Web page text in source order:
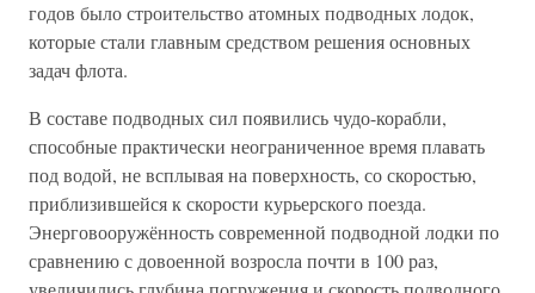
годов было строительство атомных подводных лодок,
которые стали главным средством решения основных
задач флота.
В составе подводных сил появились чудо-корабли,
способные практически неограниченное время плавать
под водой, не всплывая на поверхность, со скоростью,
приблизившейся к скорости курьерского поезда.
Энерговооружённость современной подводной лодки по
сравнению с довоенной возросла почти в 100 раз,